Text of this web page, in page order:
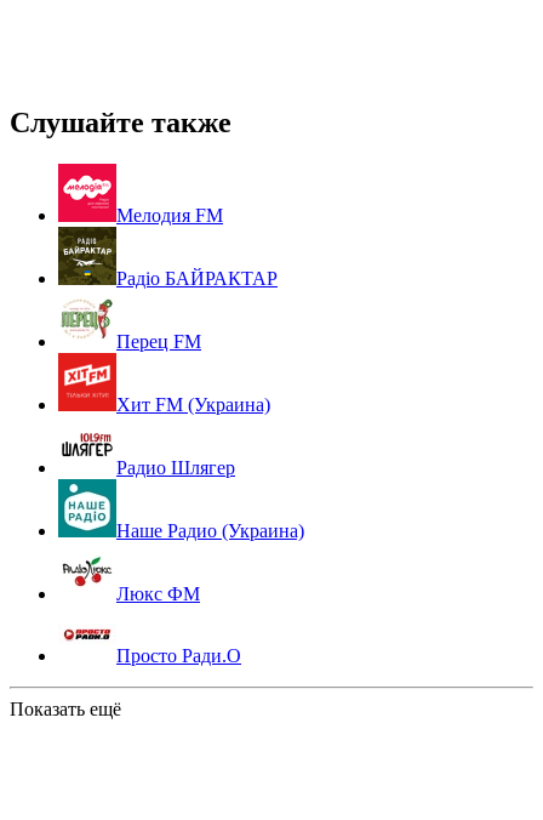
Слушайте также
Мелодия FM
Радіо БАЙРАКТАР
Перец FM
Хит FM (Украина)
Радио Шлягер
Наше Радио (Украина)
Люкс ФМ
Просто Ради.О
Показать ещё